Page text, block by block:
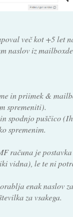
več kot +5 let
naslov iz
in priimek &
spremeniti).
spodnjo puščico
spremenim.
računa je
vidna), le te ni
enak naslov
za vsakega.